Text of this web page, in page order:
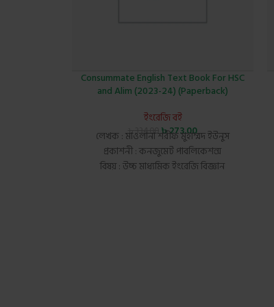
Consummate English Text Book For HSC
and Alim (2023-24) (Paperback)
ইংরেজি বই
৳334.00৳273.00
লেখক : মাওলানা শরীফ মুহাম্মদ ইউনুস
প্রকাশনী : কনজুমেট পাবলিকেশন্স
বিষয় : উচ্চ মাধ্যমিক ইংরেজি বিজ্ঞান